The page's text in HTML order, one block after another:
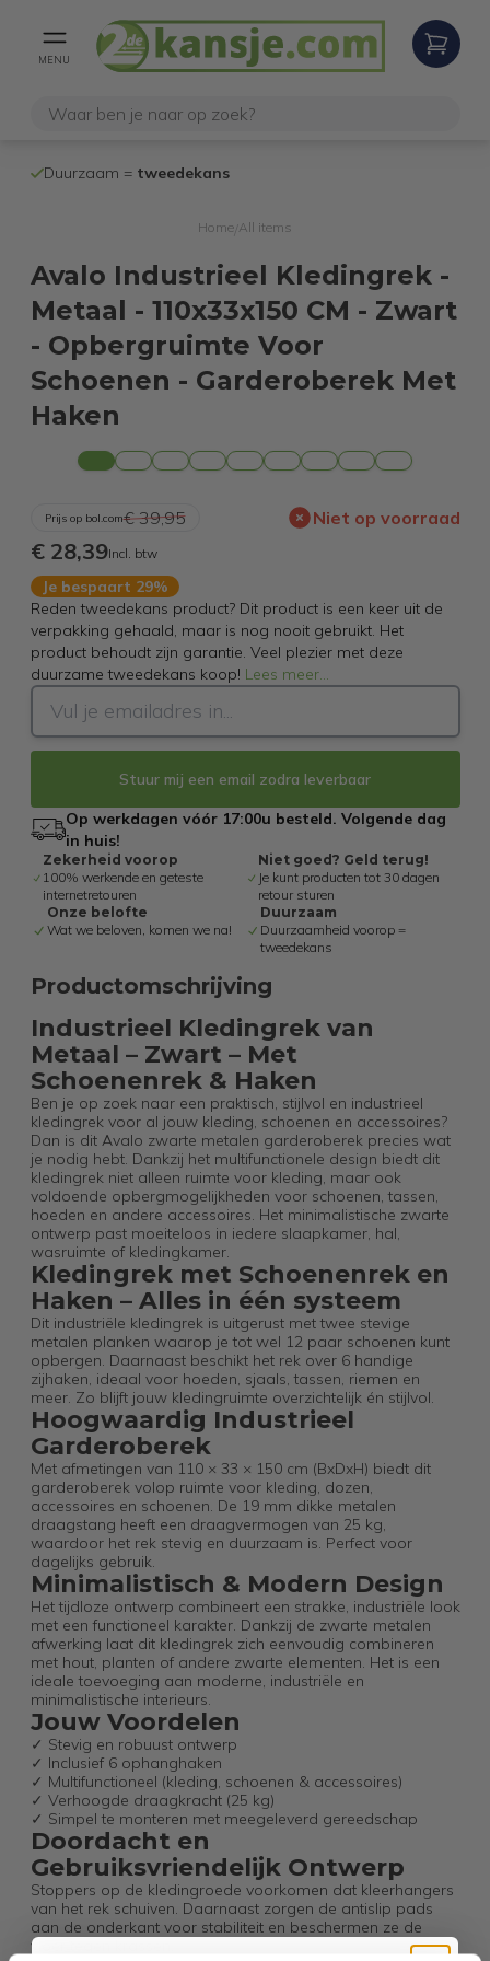
MENU
Duurzaam = tweedekans
Home All items
Avalo Industrieel Kledingrek -
Metaal - 110x33x150 CM - Zwart
- Opbergruimte Voor
Schoenen - Garderoberek Met
Haken
Prijs op bol.com€ 39,95 Niet op voorraad
€ 28,39Incl. btw
Je bespaart 29%
Reden tweedekans product? Dit product is een keer uit de
verpakking gehaald, maar is nog nooit gebruikt. Het
product behoudt zijn garantie. Veel plezier met deze
duurzame tweedekans koop! Lees meer...
Stuur mij een email zodra leverbaar
Op werkdagen vóór 17:00u besteld. Volgende dag
in huis!
Zekerheid voorop
100% werkende en geteste
internetretouren
Niet goed? Geld terug!
Je kunt producten tot 30 dagen
retour sturen
Onze belofte
Wat we beloven, komen we na!
Duurzaam
Duurzaamheid voorop =
tweedekans
Productomschrijving
Industrieel Kledingrek van
Metaal – Zwart – Met
Schoenenrek & Haken
Ben je op zoek naar een praktisch, stijlvol en industrieel
kledingrek voor al jouw kleding, schoenen en accessoires?
Dan is dit Avalo zwarte metalen garderoberek precies wat
je nodig hebt. Dankzij het multifunctionele design biedt dit
kledingrek niet alleen ruimte voor kleding, maar ook
voldoende opbergmogelijkheden voor schoenen, tassen,
hoeden en andere accessoires. Het minimalistische zwarte
ontwerp past moeiteloos in iedere slaapkamer, hal,
wasruimte of kledingkamer.
Kledingrek met Schoenenrek en
Haken – Alles in één systeem
Dit industriële kledingrek is uitgerust met twee stevige
metalen planken waarop je tot wel 12 paar schoenen kunt
opbergen. Daarnaast beschikt het rek over 6 handige
zijhaken, ideaal voor hoeden, sjaals, tassen, riemen en
meer. Zo blijft jouw kledingruimte overzichtelijk én stijlvol.
Hoogwaardig Industrieel
Garderoberek
Met afmetingen van 110 × 33 × 150 cm (BxDxH) biedt dit
garderoberek volop ruimte voor kleding, dozen,
accessoires en schoenen. De 19 mm dikke metalen
draagstang heeft een draagvermogen van 25 kg,
waardoor het rek stevig en duurzaam is. Perfect voor
dagelijks gebruik.
Minimalistisch & Modern Design
Het tijdloze ontwerp combineert een strakke, industriële look
met een functioneel karakter. Dankzij de zwarte metalen
afwerking laat dit kledingrek zich eenvoudig combineren
met hout, planten of andere zwarte elementen. Het is een
ideale toevoeging aan moderne, industriële en
minimalistische interieurs.
Jouw Voordelen
✓ Stevig en robuust ontwerp
✓ Inclusief 6 ophanghaken
✓ Multifunctioneel (kleding, schoenen & accessoires)
✓ Verhoogde draagkracht (25 kg)
✓ Simpel te monteren met meegeleverd gereedschap
Doordacht en
Gebruiksvriendelijk Ontwerp
Stoppers op de kledingroede voorkomen dat kleerhangers
van het rek schuiven. Daarnaast zorgen de antislip pads
aan de onderkant voor stabiliteit en beschermen ze de
vloer tegen krassen.